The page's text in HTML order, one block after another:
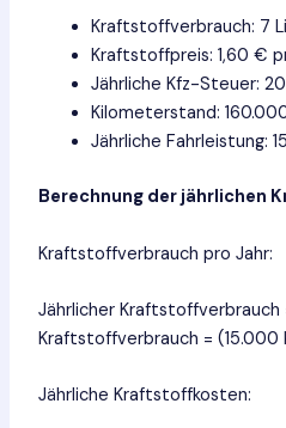
Kraftstoffverbrauch: 7
Kraftstoffpreis: 1,60 €
Jährliche Kfz-Steuer:
Kilometerstand:
Jährliche Fahrleistung:
Berechnung der jährlichen
Kraftstoffverbrauch pro Jahr:
Jährlicher Kraftstoffverbrauch
Kraftstoffverbrauch = (15.000
Jährliche Kraftstoffkosten: